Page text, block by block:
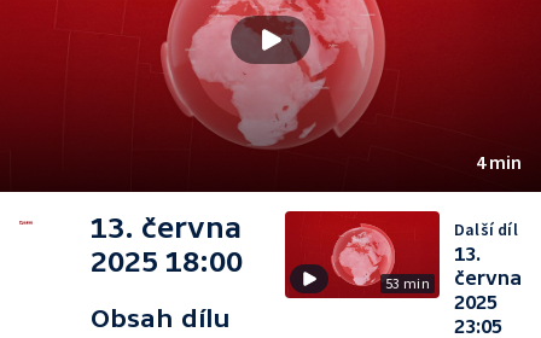
4 min
13. června
2025 18:00
Obsah dílu
53 min
Další díl
13.
června
2025
23:05